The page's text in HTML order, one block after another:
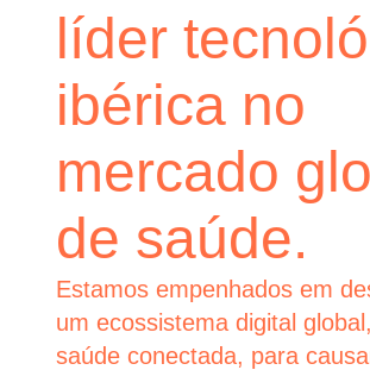
líder
ibérica no
mercado
de saúde.
Estamos empenhados em
um ecossistema digital
saúde conectada, para